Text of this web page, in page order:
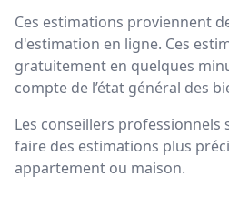
Ces estimations proviennent
d'estimation en ligne. Ces
gratuitement en quelques
compte de l’état général des
Les conseillers
faire des estimations plus
appartement ou maison.